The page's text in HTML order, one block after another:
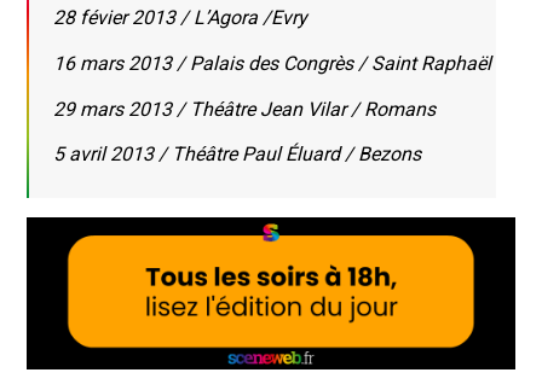
28 févier 2013 / L’Agora /Evry
16 mars 2013 / Palais des Congrès / Saint Raphaël
29 mars 2013 / Théâtre Jean Vilar / Romans
5 avril 2013 / Théâtre Paul Éluard / Bezons